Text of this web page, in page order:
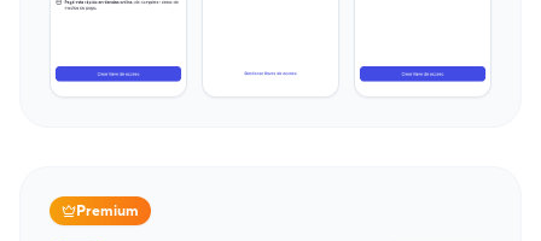
Premium